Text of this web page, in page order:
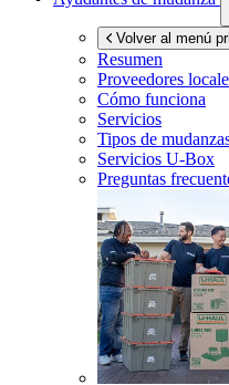
Volver al menú
Resumen
Proveedores
Cómo funciona
Servicios
Tipos de
Servicios U-Box
Preguntas